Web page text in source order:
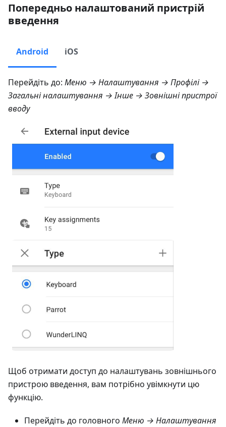
Попередньо налаштований пристрій
введення
Android iOS
Перейдіть до: Меню → Налаштування → Профілі →
Загальні налаштування → Інше → Зовнішні пристрої
вводу
Щоб отримати доступ до налаштувань зовнішнього
пристрою введення, вам потрібно увімкнути цю
функцію.
Перейдіть до головного Меню → Налаштування